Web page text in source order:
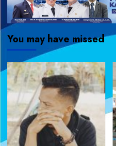
You may have missed